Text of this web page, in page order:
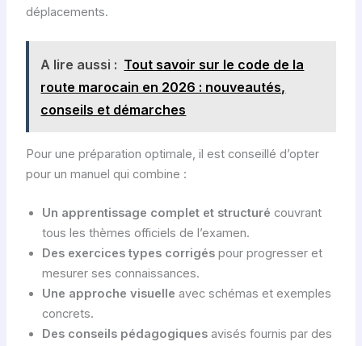
déplacements.
A lire aussi : Tout savoir sur le code de la
route marocain en 2026 : nouveautés,
conseils et démarches
Pour une préparation optimale, il est conseillé d’opter
pour un manuel qui combine :
Un apprentissage complet et structuré couvrant
tous les thèmes officiels de l’examen.
Des exercices types corrigéspour progresser et
mesurer ses connaissances.
Une approche visuelle avec schémas et exemples
concrets.
Des conseils pédagogiquesavisés fournis par des